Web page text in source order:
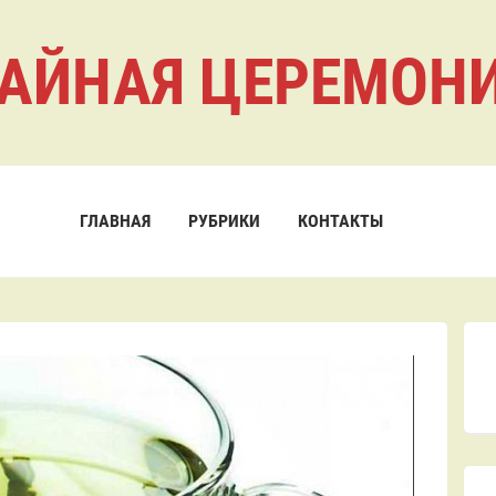
ГЛАВНАЯ РУБРИКИ КОНТАКТЫ